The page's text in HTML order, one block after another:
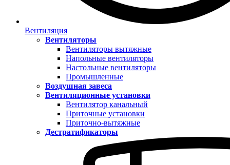
Вентиляция
Вентиляторы
Вентиляторы вытяжные
Напольные вентиляторы
Настольные вентиляторы
Промышленные
Воздушная завеса
Вентиляционные установки
Вентилятор канальный
Приточные установки
Приточно-вытяжные
Дестратификаторы